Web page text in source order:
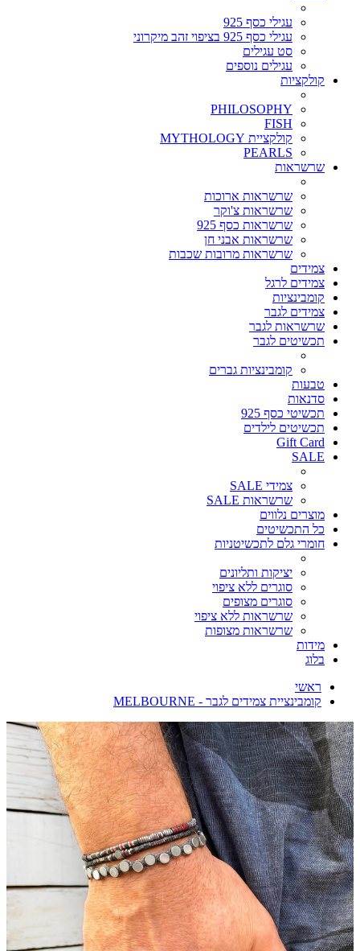
עגילי כסף 925
עגילי כסף 925 בציפוי זהב מיקרוני
סט עגילים
עגילים נוספים
קולקציות
PHILOSOPHY
FISH
קולקציית MYTHOLOGY
PEARLS
שרשראות
שרשראות ארוכות
שרשראות צ'וקר
שרשראות כסף 925
שרשראות אבני חן
שרשראות מרובות שכבות
צמידים
צמידים לרגל
קומבינציות
צמידים לגבר
שרשראות לגבר
תכשיטים לגבר
קומבינציות גברים
טבעות
סדנאות
תכשיטי כסף 925
תכשיטים לילדים
Gift Card
SALE
צמידי SALE
שרשראות SALE
מוצרים נלווים
כל התכשיטים
חומרי גלם לתכשיטניות
יציקות ותליונים
סוגרים ללא ציפוי
סוגרים מצופים
שרשראות ללא ציפוי
שרשראות מצופות
מידות
בלוג
ראשי
קומבינציית צמידים לגבר - MELBOURNE